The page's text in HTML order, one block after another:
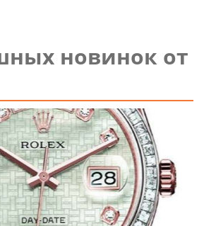
новинок от